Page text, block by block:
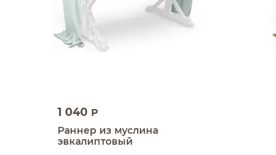
1 040 P
Раннер из муслина
эвкалиптовый